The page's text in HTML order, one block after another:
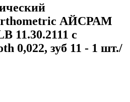
АЙСРАМ
11.30.2111 с
0,022, зуб 11 - 1 шт./